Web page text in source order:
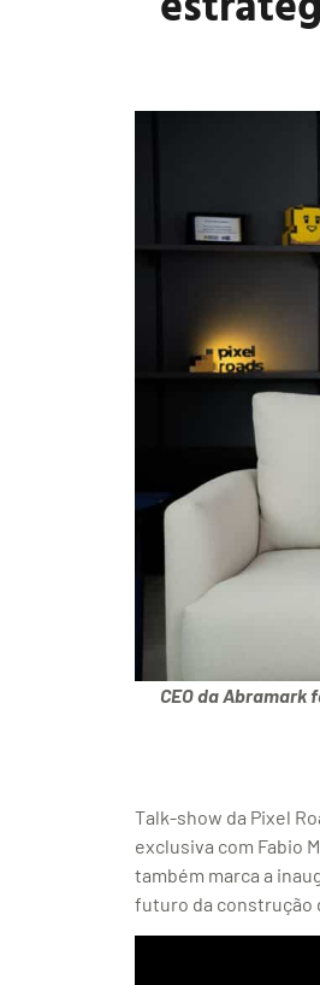
CEO da Abramark
Talk-show da Pixel
exclusiva com Fabio
também marca a
futuro da construção